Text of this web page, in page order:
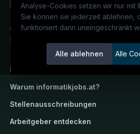
Analyse-Cookies setzen wir nur mit
Sie können sie jederzeit ablehnen,
funktioniert dann uneingeschränkt
Alle ablehnen Alle
Österreichs IT-Karriereportal.Ein
Service der candidatis GmbH.
informatikjobs.at
Warum informatikjobs.at?
Stellenausschreibungen
Arbeitgeber entdecken